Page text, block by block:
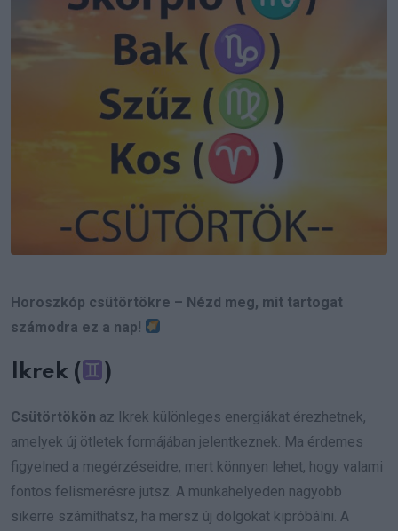
Horoszkóp csütörtökre – Nézd meg, mit tartogat
számodra ez a nap!
Ikrek ( )
Csütörtökön az Ikrek különleges energiákat érezhetnek,
amelyek új ötletek formájában jelentkeznek. Ma érdemes
figyelned a megérzéseidre, mert könnyen lehet, hogy valami
fontos felismerésre jutsz. A munkahelyeden nagyobb
sikerre számíthatsz, ha mersz új dolgokat kipróbálni. A